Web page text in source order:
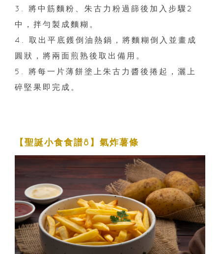
3. 將中筋麵粉、朱古力粉過篩後加入步驟2
中，拌勻製成麵糊。
4. 取出平底鑊倒油熱鍋，將麵糊倒入並畫成
圓狀，將兩面煎熟後取出備用。
5. 將每一片薄餅塗上朱古力醬後捲起，灑上
碎堅果即完成。
【聖誕小食食譜8】氣炸薯條